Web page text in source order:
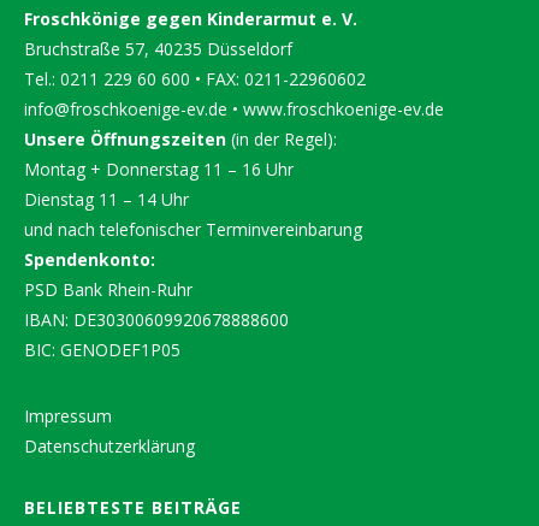
Froschkönige gegen Kinderarmut e. V.
Bruchstraße 57, 40235 Düsseldorf
Tel.: 0211 229 60 600 • FAX: 0211-22960602
info@froschkoenige-ev.de • www.froschkoenige-ev.de
Unsere Öffnungszeiten (in der Regel):
Montag + Donnerstag 11 – 16 Uhr
Dienstag 11 – 14 Uhr
und nach telefonischer Terminvereinbarung
Spendenkonto:
PSD Bank Rhein-Ruhr
IBAN: DE30300609920678888600
BIC: GENODEF1P05
Impressum
Datenschutzerklärung
BELIEBTESTE BEITRÄGE